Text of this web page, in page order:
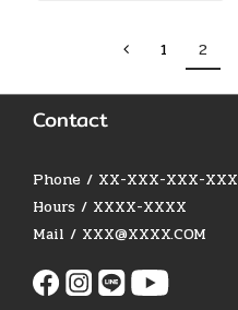
1 2
Contact
Phone / XX-XXX-XXX-XXX
Hours / XXXX-XXXX
Mail / XXX@XXXX.COM